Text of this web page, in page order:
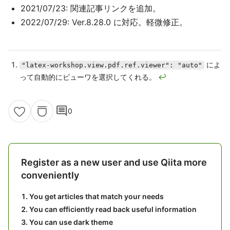
2021/07/23: 関連記事リンクを追加。
2022/07/29: Ver.8.28.0 に対応。軽微修正。
"latex-workshop.view.pdf.ref.viewer": "auto"
によ
って自動的にビューワを選択してくれる。 ↩
comment0
Register as a new user and use Qiita more
conveniently
You get articles that match your needs
You can efficiently read back useful information
You can use dark theme